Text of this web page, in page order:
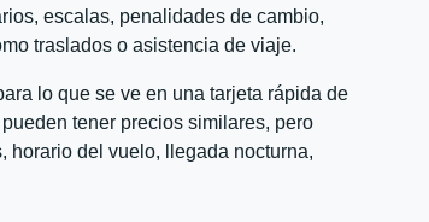
escalas, penalidades de cambio,
traslados o asistencia de viaje.
lo que se ve en una tarjeta rápida de
tener precios similares, pero
horario del vuelo, llegada nocturna,